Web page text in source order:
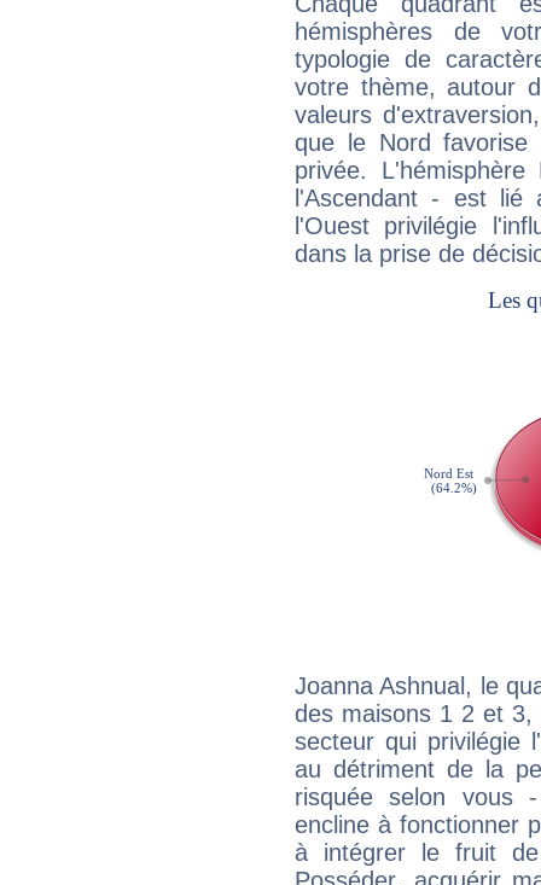
hémisphères de
typologie de
votre thème, autour
valeurs
que le Nord favorise
privée.
l'Ascendant - est
l'Ouest privilégie
dans la prise de
Joanna Ashnual, le
des maisons 1 2 et
secteur qui privilégie
au détriment de la
risquée selon vous
encline à fonctionner
à intégrer le fruit